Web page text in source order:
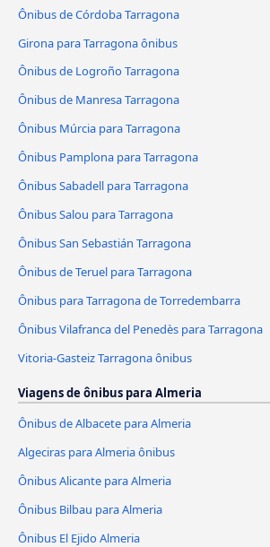
Ônibus de Córdoba Tarragona
Girona para Tarragona ônibus
Ônibus de Logroño Tarragona
Ônibus de Manresa Tarragona
Ônibus Múrcia para Tarragona
Ônibus Pamplona para Tarragona
Ônibus Sabadell para Tarragona
Ônibus Salou para Tarragona
Ônibus San Sebastián Tarragona
Ônibus de Teruel para Tarragona
Ônibus para Tarragona de Torredembarra
Ônibus Vilafranca del Penedès para Tarragona
Vitoria-Gasteiz Tarragona ônibus
Viagens de ônibus para Almeria
Ônibus de Albacete para Almeria
Algeciras para Almeria ônibus
Ônibus Alicante para Almeria
Ônibus Bilbau para Almeria
Ônibus El Ejido Almeria